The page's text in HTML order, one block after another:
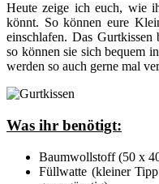
Heute zeige ich euch, wie
könnt. So können eure
einschlafen. Das
so können sie sich bequem
werden so auch gerne mal
Was ihr benötigt:
Baumwollstoff (50 x
Füllwatte (kleiner